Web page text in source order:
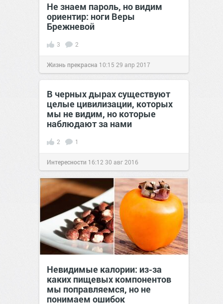
Не знаем пароль, но видим
ориентир: ноги Веры
Брежневой
3 2
Жизнь прекрасна 10:15 29 апр 2017
В черных дырах существуют
целые цивилизации, которых
мы не видим, но которые
наблюдают за нами
2 1
Интересности 16:12 30 авг 2016
Невидимые калории: из-за
каких пищевых компонентов
мы поправляемся, но не
понимаем ошибок